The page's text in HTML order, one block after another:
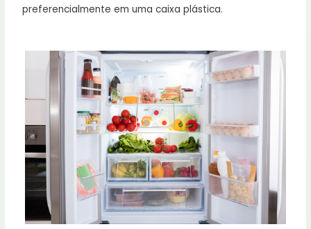
preferencialmente em uma caixa plástica.